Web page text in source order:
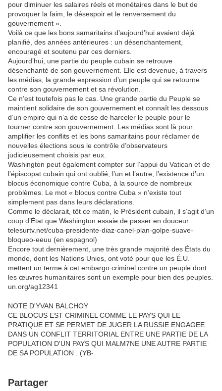
pour diminuer les salaires réels et monétaires dans le but de
provoquer la faim, le désespoir et le renversement du
gouvernement ».
Voilà ce que les bons samaritains d’aujourd’hui avaient déjà
planifié, des années antérieures : un désenchantement,
encouragé et soutenu par ces derniers.
Aujourd’hui, une partie du peuple cubain se retrouve
désenchanté de son gouvernement. Elle est devenue, à travers
les médias, la grande expression d’un peuple qui se retourne
contre son gouvernement et sa révolution.
Ce n’est toutefois pas le cas. Une grande partie du Peuple se
maintient solidaire de son gouvernement et connaît les dessous
d’un empire qui n’a de cesse de harceler le peuple pour le
tourner contre son gouvernement. Les médias sont là pour
amplifier les conflits et les bons samaritains pour réclamer de
nouvelles élections sous le contrôle d’observateurs
judicieusement choisis par eux.
Washington peut également compter sur l’appui du Vatican et de
l’épiscopat cubain qui ont oublié, l’un et l’autre, l’existence d’un
blocus économique contre Cuba, à la source de nombreux
problèmes. Le mot « blocus contre Cuba » n’existe tout
simplement pas dans leurs déclarations.
Comme le déclarait, tôt ce matin, le Président cubain, il s’agit d’un
coup d’État que Washington essaie de passer en douceur.
telesurtv.net/cuba-presidente-diaz-canel-plan-golpe-suave-
bloqueo-eeuu (en espagnol)
Encore tout dernièrement, une très grande majorité des États du
monde, dont les Nations Unies, ont voté pour que les É.U.
mettent un terme à cet embargo criminel contre un peuple dont
les œuvres humanitaires sont un exemple pour bien des peuples.
un.org/ag12341
NOTE D'YVAN BALCHOY
CE BLOCUS EST CRIMINEL COMME LE PAYS QUI LE
PRATIQUE ET SE PERMET DE JUGER LA RUSSIE ENGAGEE
DANS UN CONFLIT TERRITORIAL ENTRE UNE PARTIE DE LA
POPULATION D'UN PAYS QUI MALM7NE UNE AUTRE PARTIE
DE SA POPULATION . (YB-
Partager